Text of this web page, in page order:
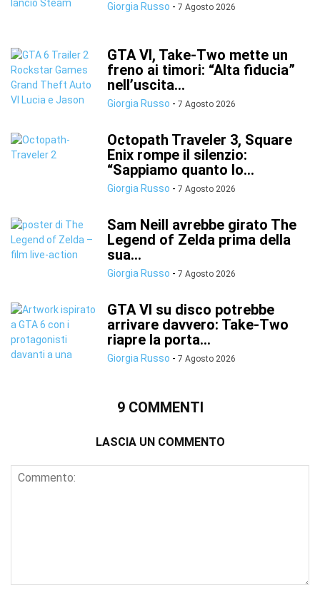
Giorgia Russo - 7 Agosto 2026
GTA VI, Take-Two mette un
freno ai timori: “Alta fiducia”
nell’uscita...
Giorgia Russo - 7 Agosto 2026
Octopath Traveler 3, Square
Enix rompe il silenzio:
“Sappiamo quanto lo...
Giorgia Russo - 7 Agosto 2026
Sam Neill avrebbe girato The
Legend of Zelda prima della
sua...
Giorgia Russo - 7 Agosto 2026
GTA VI su disco potrebbe
arrivare davvero: Take-Two
riapre la porta...
Giorgia Russo - 7 Agosto 2026
9 COMMENTI
LASCIA UN COMMENTO